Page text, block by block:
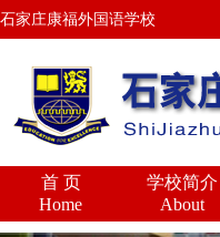
石家庄康福外国语学校
首 页
Home
学校简介
About